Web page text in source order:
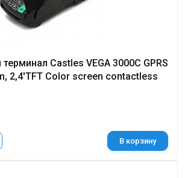
Castles VEGA 3000C GPRS
2,4'TFT Color screen contactless
В корзину